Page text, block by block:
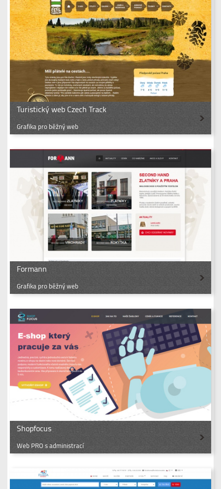
Turistický web Czech Track
Grafika pro běžný web
Formann
Grafika pro běžný web
Shopfocus
Web PRO s administrací